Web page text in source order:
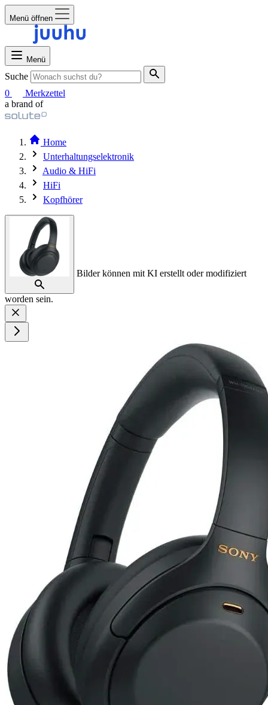
Menü öffnen
Menü
Suche
0
Merkzettel
a brand of
Home
Unterhaltungselektronik
Audio & HiFi
HiFi
Kopfhörer
Bilder können mit KI erstellt oder modifiziert
worden sein.